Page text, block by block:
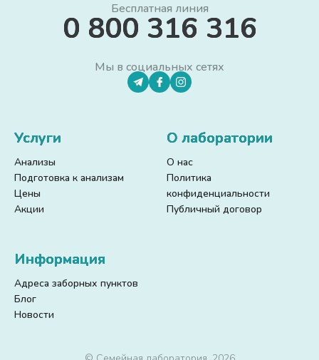
Бесплатная линия
0 800 316 316
Мы в социальных сетях
Услуги
Анализы
Подготовка к анализам
Цены
Акции
О лаборатории
О нас
Политика
конфиденциальности
Публичный договор
Информация
Адреса заборных пунктов
Блог
Новости